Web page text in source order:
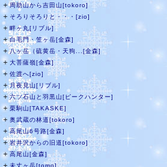
＋周助山から吉田山[tokoro]
＋ そろりそろりと・・・[zio]
＋ 畔ヶ丸[リブル]
＋白毛門・笠ヶ岳[金森]
＋八ヶ岳（硫黄岳・天狗...[金森]
＋ 大菩薩嶺[金森]
＋ 佐渡へ[zio]
＋月夜見山[リブル]
＋六ツ石山と羽黒山[ピークハンター]
＋ 栗駒山[TAKASKE]
＋ 奥武蔵の林道[tokoro]
＋高尾山6号路[金森]
＋岩井沢からの旧道[tokoro]
＋ 高尾山[金森]
＋ 未丈ヶ岳[tomo]